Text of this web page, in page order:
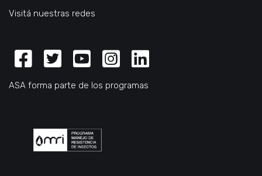
Visitá nuestras redes
Facebook
TwitterYoutube
Instagram
Linkedin
ASA forma parte de los programas